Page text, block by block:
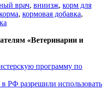
врач, вниизж, корм для
, кормовая добавка,
«Ветеринарии и
программу по
РФ разрешили использовать